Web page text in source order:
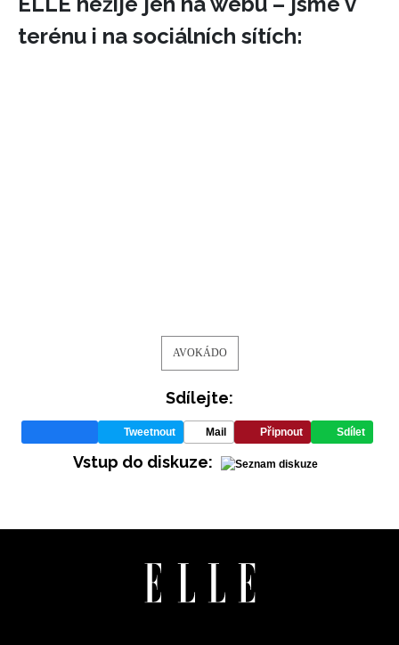
terénu i na sociálních sítích:
AVOKÁDO
Sdílejte:
Tweetnout Mail Připnout Sdílet
Vstup do diskuze: